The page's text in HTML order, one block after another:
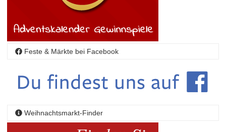
Feste & Märkte bei Facebook
Weihnachtsmarkt-Finder